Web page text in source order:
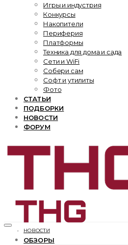
Игры и индустрия
Конкурсы
Накопители
Периферия
Платформы
Техника для дома и сада
Сети и WiFi
Собери сам
Софт и утилиты
Фото
СТАТЬИ
ПОДБОРКИ
НОВОСТИ
ФОРУМ
ОБЗОРЫ
НОВОСТИ